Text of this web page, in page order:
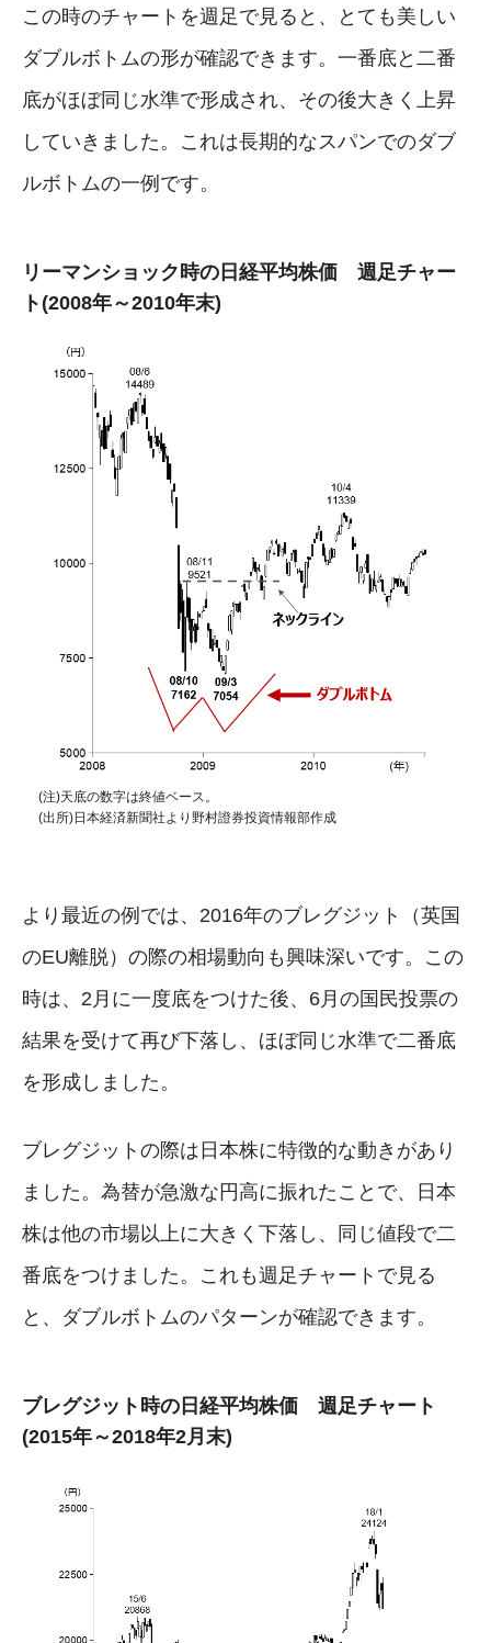
この時のチャートを週足で見ると、とても美しい
ダブルボトムの形が確認できます。一番底と二番
底がほぼ同じ水準で形成され、その後大きく上昇
していきました。これは長期的なスパンでのダブ
ルボトムの一例です。
リーマンショック時の日経平均株価 週足チャー
ト(2008年～2010年末)
(注)天底の数字は終値ベース。
(出所)日本経済新聞社より野村證券投資情報部作成
より最近の例では、2016年のブレグジット（英国
のEU離脱）の際の相場動向も興味深いです。この
時は、2月に一度底をつけた後、6月の国民投票の
結果を受けて再び下落し、ほぼ同じ水準で二番底
を形成しました。
ブレグジットの際は日本株に特徴的な動きがあり
ました。為替が急激な円高に振れたことで、日本
株は他の市場以上に大きく下落し、同じ値段で二
番底をつけました。これも週足チャートで見る
と、ダブルボトムのパターンが確認できます。
ブレグジット時の日経平均株価 週足チャート
(2015年～2018年2月末)